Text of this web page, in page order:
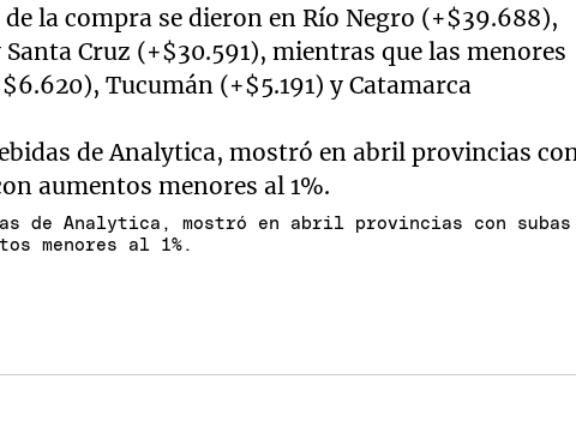
la compra se dieron en Río Negro (+$39.688),
Cruz (+$30.591), mientras que las menores
Tucumán (+$5.191) y Catamarca
de Analytica, mostró en abril provincias con subas
menores al 1%.